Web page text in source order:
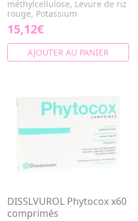
méthylcellulose, Levure de riz
rouge, Potassium
15,12€
AJOUTER AU PANIER
DISSLVUROL Phytocox x60
comprimés